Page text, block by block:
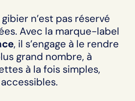
n’est pas réservé
Avec la marque-label
, il s’engage à le rendre
grand nombre, à
à la fois simples,